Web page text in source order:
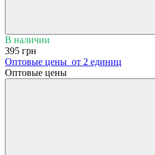
В наличии
395 грн
Оптовые цены от 2 единиц
Оптовые цены